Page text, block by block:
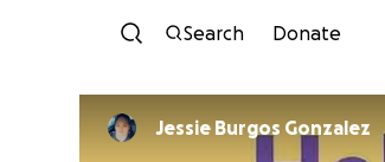
Search Donate
Jessie Burgos Gonzalez